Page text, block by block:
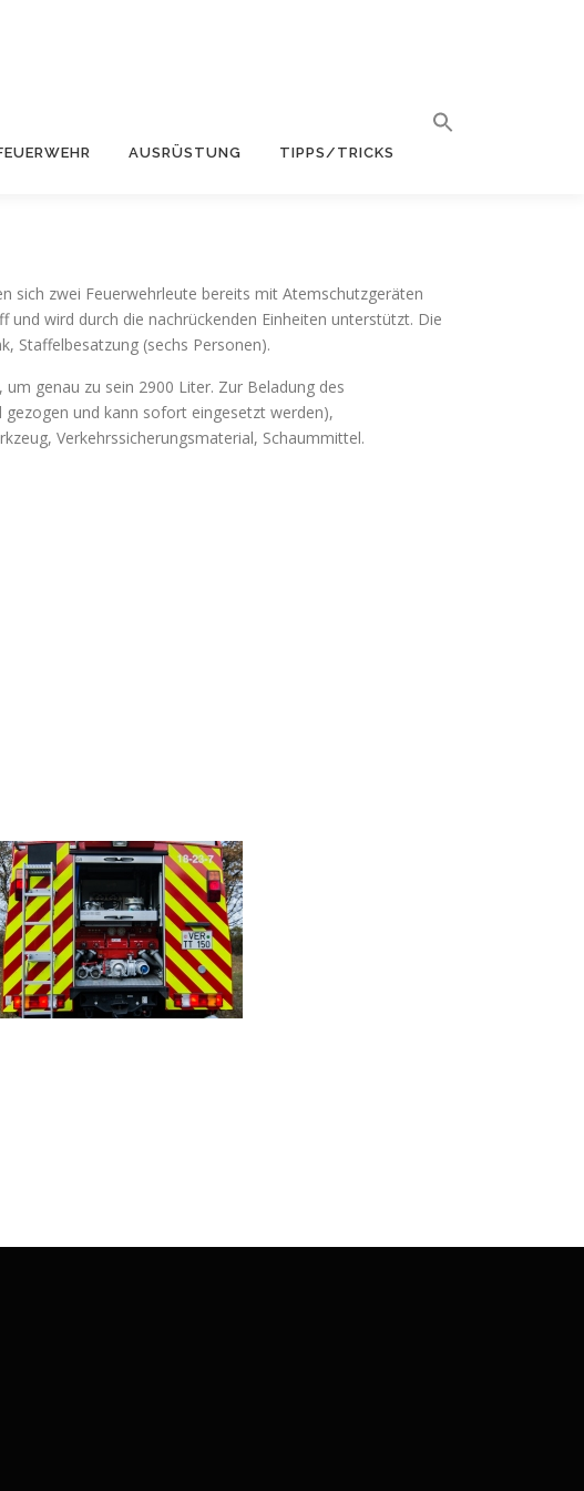
AUSRÜSTUNG TIPPS/TRICKS
sich zwei Feuerwehrleute bereits mit Atemschutzgeräten
wird durch die nachrückenden Einheiten unterstützt. Die
Staffelbesatzung (sechs Personen).
genau zu sein 2900 Liter. Zur Beladung des
gezogen und kann sofort eingesetzt werden),
Verkehrssicherungsmaterial, Schaummittel.